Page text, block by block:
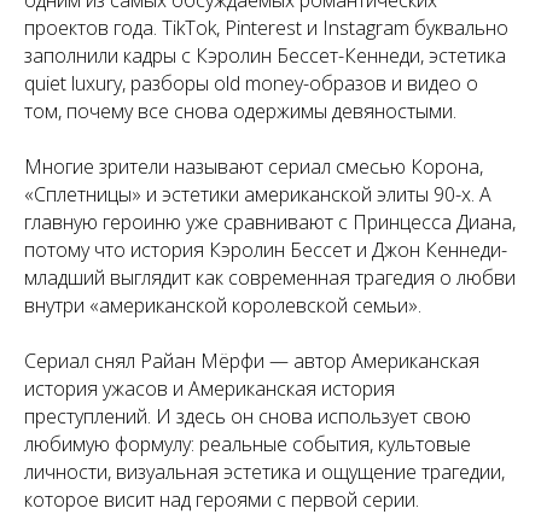
проектов года. TikTok, Pinterest и Instagram буквально
заполнили кадры с Кэролин Бессет-Кеннеди, эстетика
quiet luxury, разборы old money-образов и видео о
том, почему все снова одержимы девяностыми.
Многие зрители называют сериал смесью Корона,
«Сплетницы» и эстетики американской элиты 90-х. А
главную героиню уже сравнивают с Принцесса Диана,
потому что история Кэролин Бессет и Джон Кеннеди-
младший выглядит как современная трагедия о любви
внутри «американской королевской семьи».
Сериал снял Райан Мёрфи — автор Американская
история ужасов и Американская история
преступлений. И здесь он снова использует свою
любимую формулу: реальные события, культовые
личности, визуальная эстетика и ощущение трагедии,
которое висит над героями с первой серии.